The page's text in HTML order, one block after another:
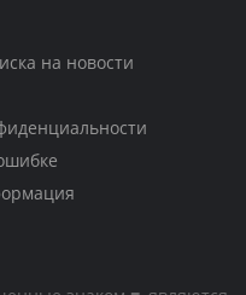
на новости